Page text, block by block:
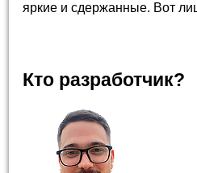
яркие и сдержанные. Вот
Кто разработчик?